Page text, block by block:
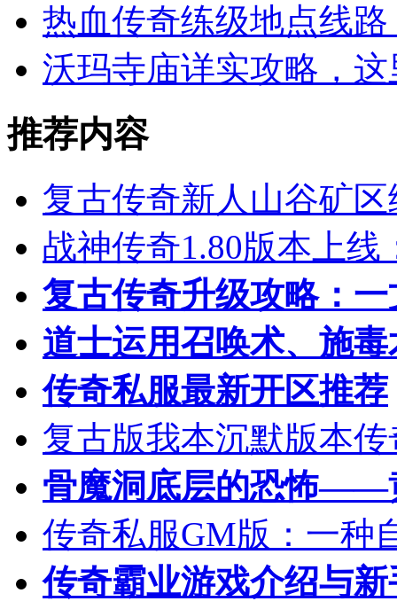
热血传奇练级地点线
沃玛寺庙详实攻略，
推荐内容
复古传奇新人山谷矿
战神传奇1.80版本上线
复古传奇升级攻略：
道士运用召唤术、施
传奇私服最新开区推荐
复古版我本沉默版本
骨魔洞底层的恐怖——
传奇私服GM版：一种
传奇霸业游戏介绍与